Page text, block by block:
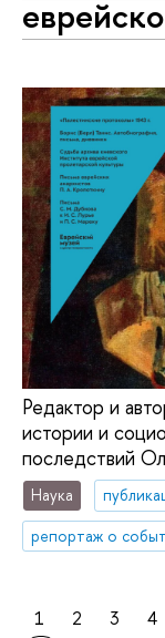
Редактор и
истории и
последствий
Наука
репортаж о
1 2 3 4